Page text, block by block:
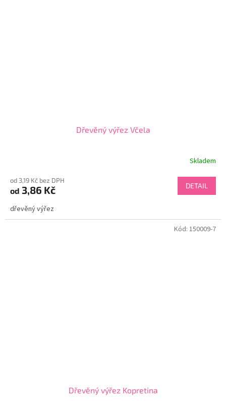
Dřevěný výřez Včela
Skladem
od 3,19 Kč bez DPH
od 3,86 Kč DETAIL
dřevěný výřez
Dřevěný výřez Kopretina
Kód: 150009-7